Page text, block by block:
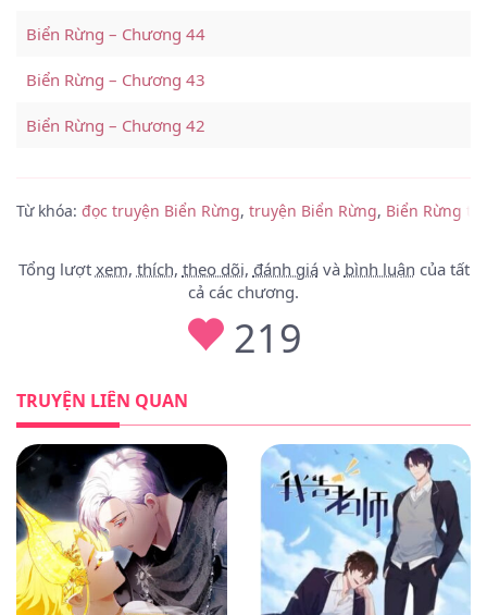
Biển Rừng – Chương 44
Biển Rừng – Chương 43
Biển Rừng – Chương 42
Biển Rừng – Chương 40
Biển Rừng – Chương 39
Biển Rừng – Chương 37
Biển Rừng – Chương 36
Biển Rừng – Chương 35
Biển Rừng – Chương 34
Biển Rừng – Chương 33
Biển Rừng – Chương 32
Từ khóa: đọc truyện Biển Rừng, truyện Biển Rừng, Biển Rừng
Tổng lượt xem, thích, theo dõi, đánh giávà bình luận của tất
cả các chương.
219
TRUYỆN LIÊN QUAN